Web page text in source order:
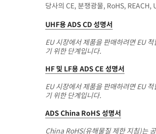
당사의 CE, 분쟁광물, RoHS, REACH,
UHF용 ADS CD 성명서
EU 시장에서 제품을 판매하려면 EU
기 위한 단계입니다.
HF 및 LF용 ADS CE 성명서
EU 시장에서 제품을 판매하려면 EU
기 위한 단계입니다.
ADS China RoHS 성명서
China RoHS(유해물질 제한 지침)는